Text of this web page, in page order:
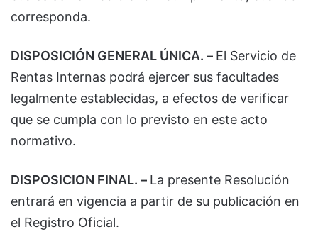
corresponda.
DISPOSICIÓN GENERAL ÚNICA. – El Servicio de
Rentas Internas podrá ejercer sus facultades
legalmente establecidas, a efectos de verificar
que se cumpla con lo previsto en este acto
normativo.
DISPOSICION FINAL. – La presente Resolución
entrará en vigencia a partir de su publicación en
el Registro Oficial.